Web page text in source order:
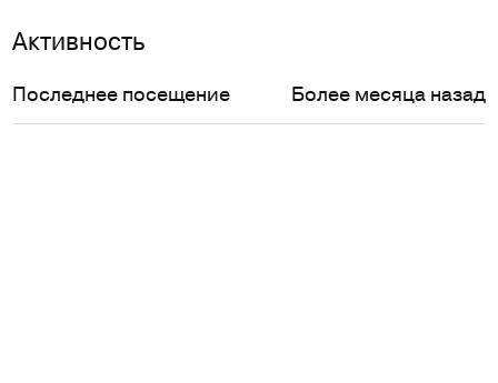
Активность
Последнее посещение Более месяца назад